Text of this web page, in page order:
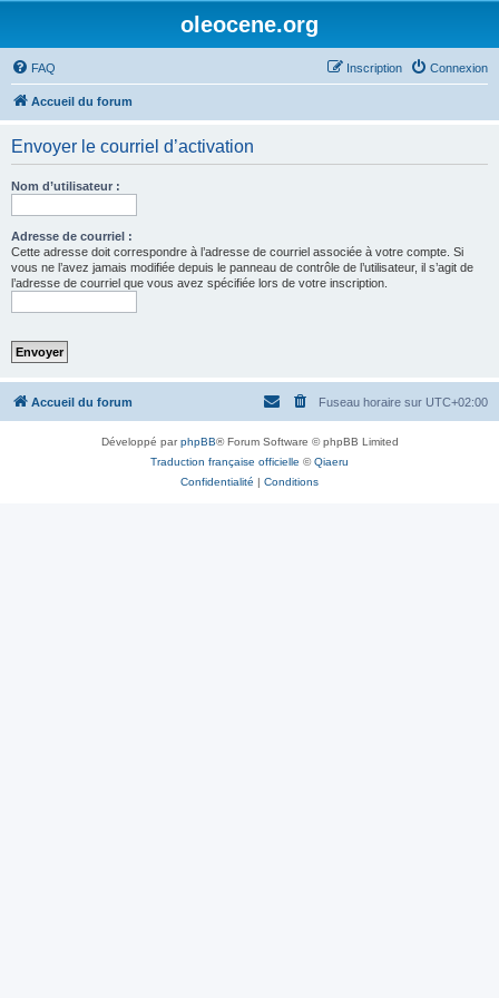
oleocene.org
FAQ Connexion
Inscription
Accueil du forum
Envoyer le courriel d’activation
Nom d’utilisateur :
Adresse de courriel :
Cette adresse doit correspondre à l’adresse de courriel associée à votre compte. Si
vous ne l’avez jamais modifiée depuis le panneau de contrôle de l’utilisateur, il s’agit de
l’adresse de courriel que vous avez spécifiée lors de votre inscription.
Accueil du forum Fuseau horaire sur UTC+02:00
Développé parphpBB® Forum Software © phpBB Limited
Traduction française officielle ©Qiaeru
Confidentialité | Conditions